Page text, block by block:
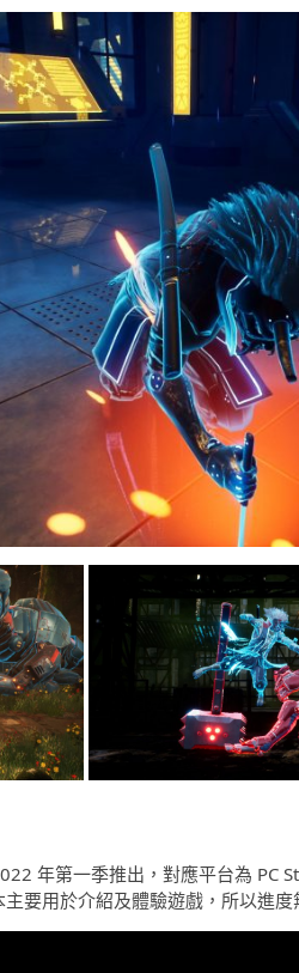
年第一季推出，對應平台為 PC
要用於介紹及體驗遊戲，所以進度